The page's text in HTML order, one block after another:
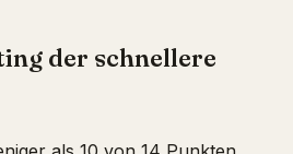
der schnellere